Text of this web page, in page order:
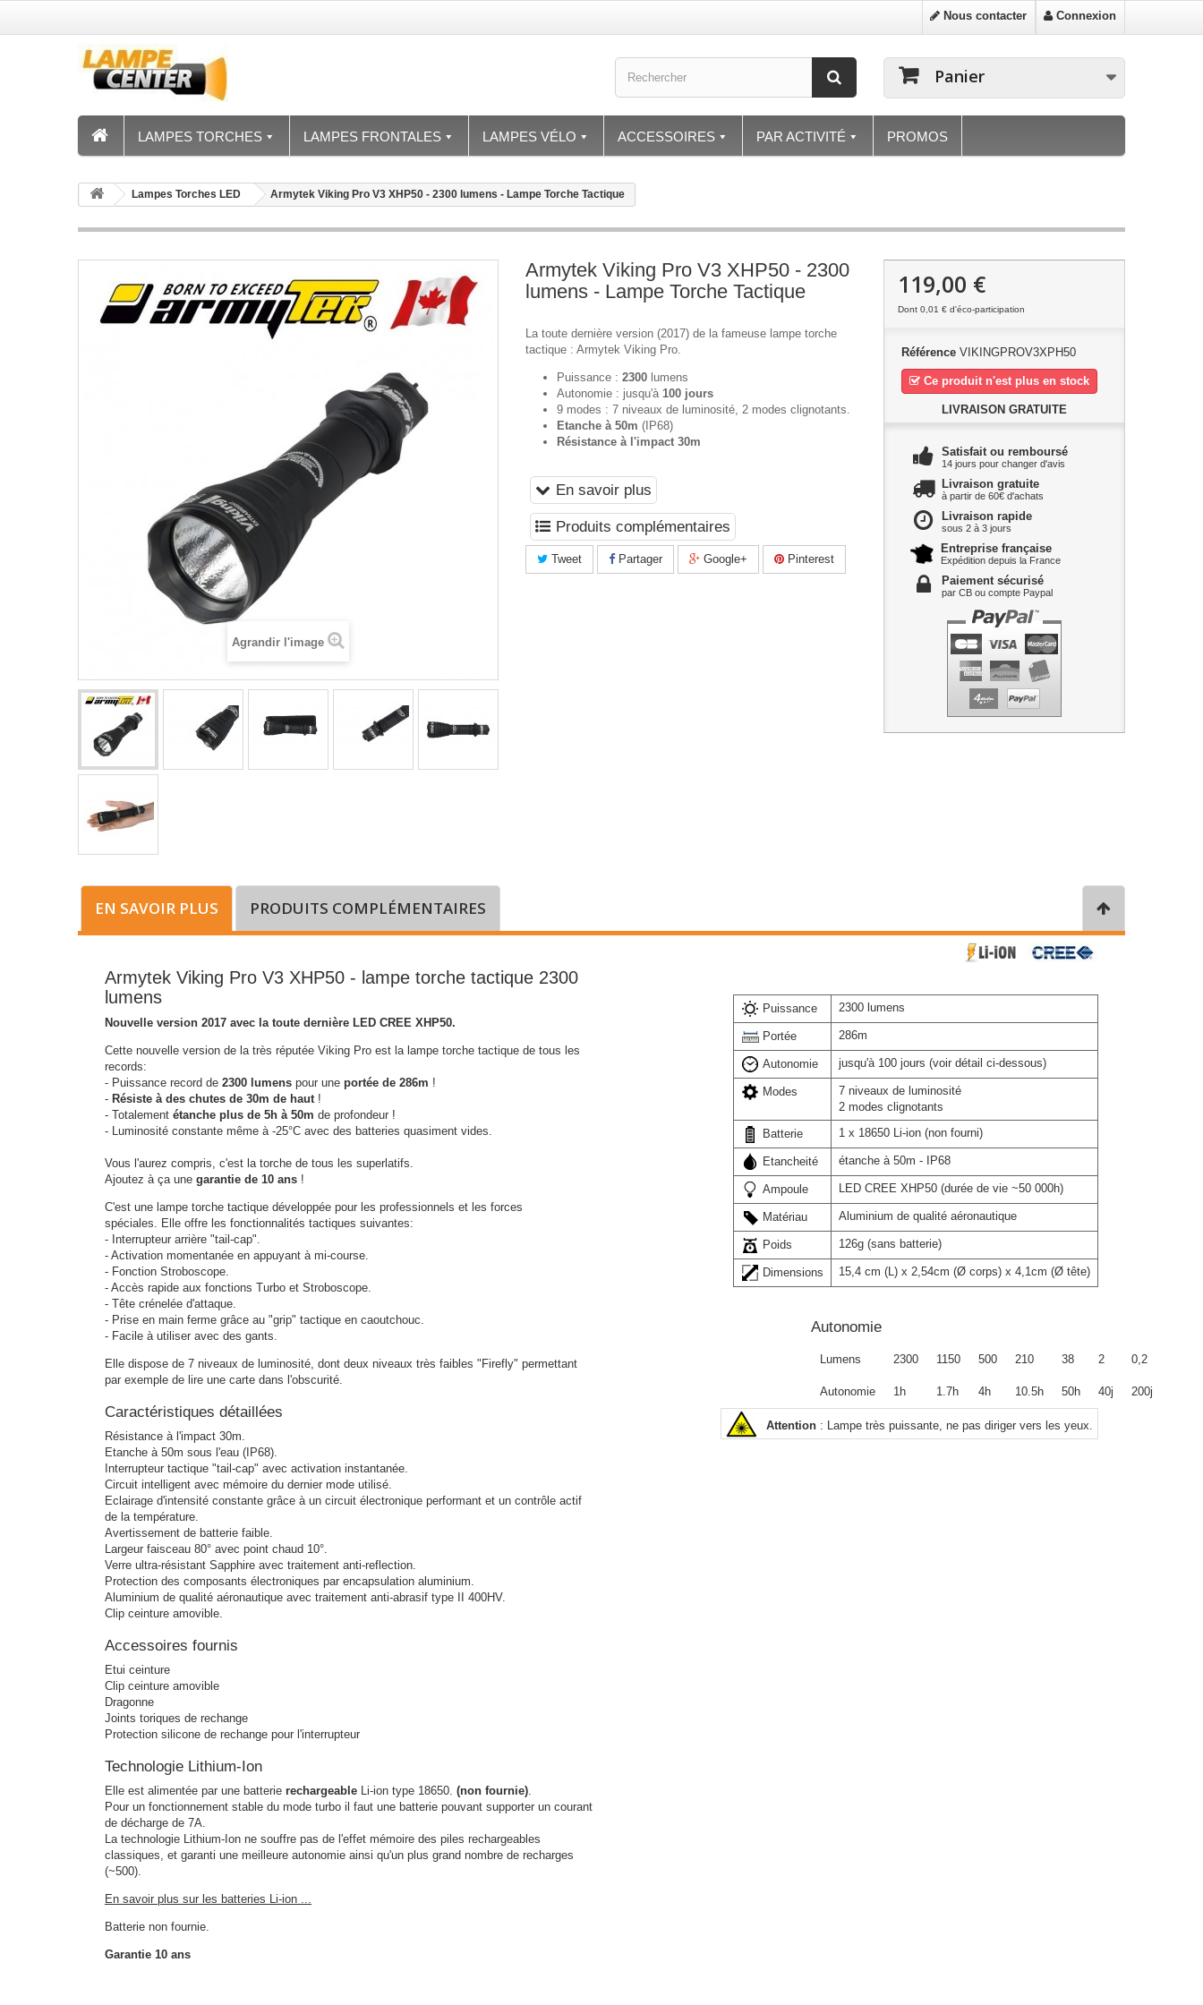
Connexion
Nous contacter
Panier
LAMPES TORCHES LAMPES FRONTALES LAMPES VÉLO ACCESSOIRES PAR ACTIVITÉ PROMOS
Lampes Torches LED Armytek Viking Pro V3 XHP50 - 2300 lumens - Lampe Torche Tactique
Agrandir l'image
Armytek Viking Pro V3 XHP50 - 2300
lumens - Lampe Torche Tactique
La toute dernière version (2017) de la fameuse lampe torche
tactique : Armytek Viking Pro.
Puissance : 2300 lumens
Autonomie : jusqu'à 100 jours
9 modes : 7 niveaux de luminosité, 2 modes clignotants.
Etanche à 50m (IP68)
Résistance à l'impact 30m
En savoir plus
Produits complémentaires
Tweet Partager Google+ Pinterest
119,00 €
Dont 0,01 €d'éco-participation
Référence VIKINGPROV3XPH50
Ce produit n'est plus en stock
LIVRAISON GRATUITE
Satisfait ou remboursé
14 jours pour changer d'avis
Livraison gratuite
à partir de 60€ d'achats
Livraison rapide
sous 2 à 3 jours
Entreprise française
Expédition depuis la France
Paiement sécurisé
par CB ou compte Paypal
EN SAVOIR PLUS PRODUITS COMPLÉMENTAIRES
Armytek Viking Pro V3 XHP50 - lampe torche tactique 2300
lumens
Nouvelle version 2017 avec la toute dernière LED CREE XHP50.
Cette nouvelle version de la très réputée Viking Pro est la lampe torche tactique de tous les
records:
- Puissance record de 2300 lumens pour une portée de 286m !
- Résiste à des chutes de 30m de haut!
- Totalement étanche plus de 5h à 50m de profondeur !
- Luminosité constante même à -25°C avec des batteries quasiment vides.
Vous l'aurez compris, c'est la torche de tous les superlatifs.
Ajoutez à ça une garantie de 10 ans !
C'est une lampe torche tactique développée pour les professionnels et les forces
spéciales. Elle offre les fonctionnalités tactiques suivantes:
- Interrupteur arrière "tail-cap".
- Activation momentanée en appuyant à mi-course.
- Fonction Stroboscope.
- Accès rapide aux fonctions Turbo et Stroboscope.
- Tête crénelée d'attaque.
- Prise en main ferme grâce au "grip" tactique en caoutchouc.
- Facile à utiliser avec des gants.
Elle dispose de 7 niveaux de luminosité, dont deux niveaux très faibles "Firefly" permettant
par exemple de lire une carte dans l'obscurité.
Caractéristiques détaillées
Résistance à l'impact 30m.
Etanche à 50m sous l'eau (IP68).
Interrupteur tactique "tail-cap" avec activation instantanée.
Circuit intelligent avec mémoire du dernier mode utilisé.
Eclairage d'intensité constante grâce à un circuit électronique performant et un contrôle actif
de la température.
Avertissement de batterie faible.
Largeur faisceau 80° avec point chaud 10°.
Verre ultra-résistant Sapphire avec traitement anti-reflection.
Protection des composants électroniques par encapsulation aluminium.
Aluminium de qualité aéronautique avec traitement anti-abrasif type II 400HV.
Clip ceinture amovible.
Accessoires fournis
Etui ceinture
Clip ceinture amovible
Dragonne
Joints toriques de rechange
Protection silicone de rechange pour l'interrupteur
Technologie Lithium-Ion
Elle est alimentée par une batterie rechargeable Li-ion type 18650. (non fournie).
Pour un fonctionnement stable du mode turbo il faut une batterie pouvant supporter un courant
de décharge de 7A.
La technologie Lithium-Ion ne souffre pas de l'effet mémoire des piles rechargeables
classiques, et garanti une meilleure autonomie ainsi qu'un plus grand nombre de recharges
(~500).
En savoir plus sur les batteries Li-ion ...
Batterie non fournie.
Garantie 10 ans
Puissance 2300 lumens
Portée 286m
Autonomie jusqu'à 100 jours (voir détail ci-dessous)
Modes
7 niveaux de luminosité
2 modes clignotants
Batterie
1 x 18650 Li-ion (non fourni)
Etancheité étanche à 50m - IP68
Ampoule LED CREE XHP50 (durée de vie ~50 000h)
Matériau Aluminium de qualité aéronautique
Poids 126g (sans batterie)
Dimensions 15,4 cm (L) x 2,54cm (Ø corps) x 4,1cm (Ø tête)
Autonomie
Lumens 2300 1150 500 210 38 2 0,2
Autonomie 1h 1.7h 4h 10.5h 50h 40j 200j
Attention : Lampe très puissante, ne pas diriger vers les yeux.